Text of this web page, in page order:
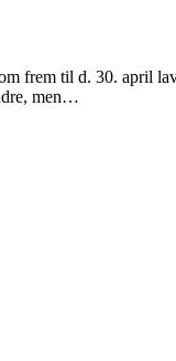
frem til d. 30. april
men…